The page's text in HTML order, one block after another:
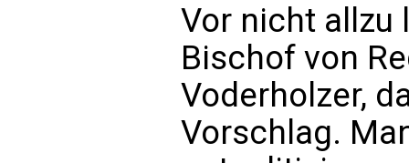
Vor nicht allzu
Bischof von
Voderholzer,
Vorschlag.